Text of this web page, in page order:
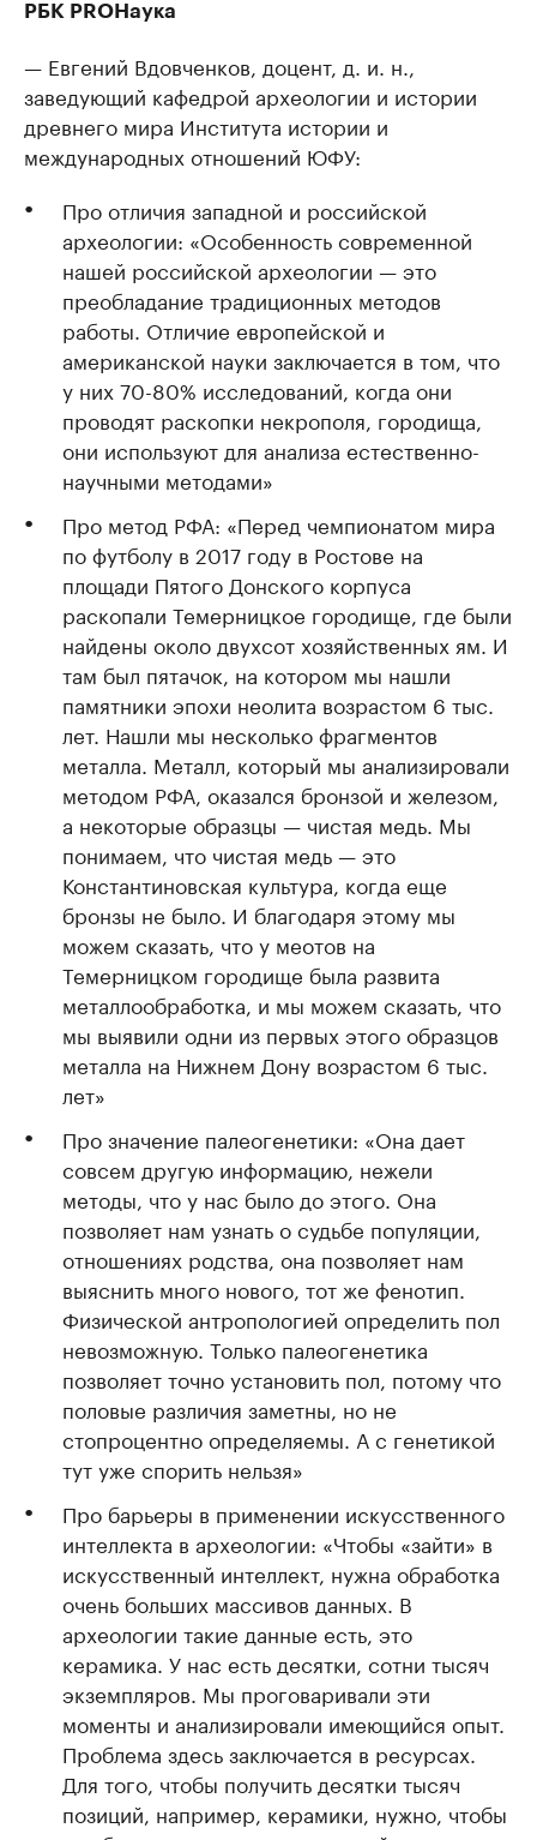
РБК PROНаука
— Евгений Вдовченков, доцент, д. и. н.,
заведующий кафедрой археологии и истории
древнего мира Института истории и
международных отношений ЮФУ:
Про отличия западной и российской
археологии: «Особенность современной
нашей российской археологии — это
преобладание традиционных методов
работы. Отличие европейской и
американской науки заключается в том, что
у них 70-80% исследований, когда они
проводят раскопки некрополя, городища,
они используют для анализа естественно-
научными методами»
Про метод РФА: «Перед чемпионатом мира
по футболу в 2017 году в Ростове на
площади Пятого Донского корпуса
раскопали Темерницкое городище, где были
найдены около двухсот хозяйственных ям. И
там был пятачок, на котором мы нашли
памятники эпохи неолита возрастом 6 тыс.
лет. Нашли мы несколько фрагментов
металла. Металл, который мы анализировали
методом РФА, оказался бронзой и железом,
а некоторые образцы — чистая медь. Мы
понимаем, что чистая медь — это
Константиновская культура, когда еще
бронзы не было. И благодаря этому мы
можем сказать, что у меотов на
Темерницком городище была развита
металлообработка, и мы можем сказать, что
мы выявили одни из первых этого образцов
металла на Нижнем Дону возрастом 6 тыс.
лет»
Про значение палеогенетики: «Она дает
совсем другую информацию, нежели
методы, что у нас было до этого. Она
позволяет нам узнать о судьбе популяции,
отношениях родства, она позволяет нам
выяснить много нового, тот же фенотип.
Физической антропологией определить пол
невозможную. Только палеогенетика
позволяет точно установить пол, потому что
половые различия заметны, но не
стопроцентно определяемы. А с генетикой
тут уже спорить нельзя»
Про барьеры в применении искусственного
интеллекта в археологии: «Чтобы «зайти» в
искусственный интеллект, нужна обработка
очень больших массивов данных. В
археологии такие данные есть, это
керамика. У нас есть десятки, сотни тысяч
экземпляров. Мы проговаривали эти
моменты и анализировали имеющийся опыт.
Проблема здесь заключается в ресурсах.
Для того, чтобы получить десятки тысяч
позиций, например, керамики, нужно, чтобы